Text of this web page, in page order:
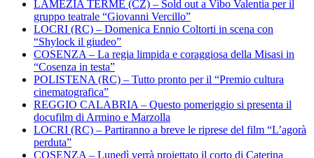
LAMEZIA TERME (CZ) – Sold out a Vibo Valentia per il
gruppo teatrale “Giovanni Vercillo”
LOCRI (RC) – Domenica Ennio Coltorti in scena con
“Shylock il giudeo”
COSENZA – La regia limpida e coraggiosa della Misasi in
“Cosenza in testa”
POLISTENA (RC) – Tutto pronto per il “Premio cultura
cinematografica”
REGGIO CALABRIA – Questo pomeriggio si presenta il
docufilm di Armino e Marzolla
LOCRI (RC) – Partiranno a breve le riprese del film “L’agorà
perduta”
COSENZA – Lunedì verrà proiettato il corto di Caterina